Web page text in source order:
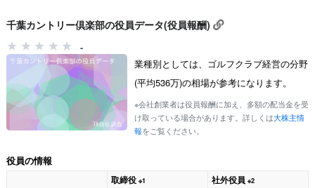
千葉カントリー倶楽部の役員データ(役員報酬)
-
業種別としては、ゴルフクラブ経営の分野
(平均536万)の相場が参考になります。
※会社創業者は役員報酬に加え、多額の配当金を受
け取っている場合があります。詳しくは大株主情
報をご覧ください。
役員の情報
取締役 ※1 社外役員 ※2